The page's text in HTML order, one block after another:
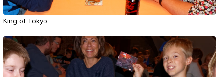
King of Tokyo